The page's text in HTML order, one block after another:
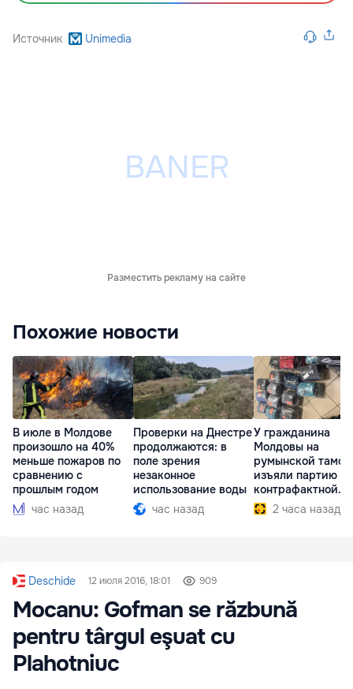
Источник Unimedia
Разместить рекламу на сайте
Похожие новости
В июле в Молдове
произошло на 40%
меньше пожаров по
сравнению с
прошлым годом
час назад
Проверки на Днестре
продолжаются: в
поле зрения
незаконное
использование воды
час назад
У гражданина
Молдовы на
румынской
изъяли партию
контрафактной
одежды
2 часа назад
Deschide 12 июля 2016, 18:01 909
Mocanu: Gofman se răzbună
pentru târgul eşuat cu
Plahotniuc